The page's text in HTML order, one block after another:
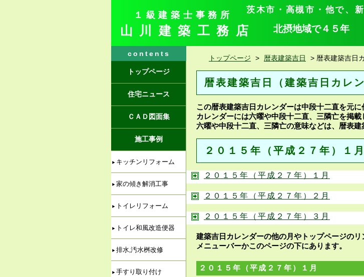
茨木市・高槻市・他で、
北摂地域で４５年
山川建築工務店
１級建築士事務所
トップページ > 暦表建築吉日 > 暦表建築吉日
暦表建築吉日（建築吉日カレン
この暦表建築吉日カレンダーは中段十二直を元に
カレンダーには六曜や中段十二直、三隣亡を掲載
六曜や中段十二直、三隣亡の意味などは、暦表
２０１５年（平成２７年）１
２０１５年（平成２７年）１月
２０１５年（平成２７年）２月
２０１５年（平成２７年）３月
建築吉日カレンダーの他の月やトップページのリ
メニューバーかこのページの下にあります。
２０１５年（平成２７年）１月
contents
トップページ
住宅ニュース
ＣＡＤ図面集
施工事例
キッチンリフォーム
家の傾き解消工事
トイレリフォーム
トイレ和風改造便器
排水,汚水桝改修
手すり取り付け